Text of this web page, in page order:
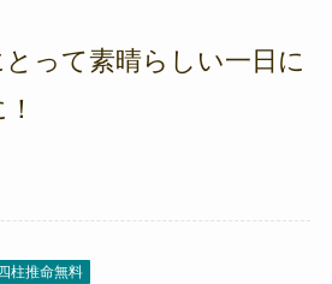
って素晴らしい一日に
四柱推命無料